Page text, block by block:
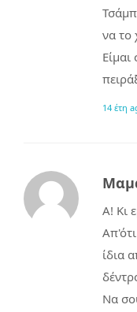
να το
14 έτη
A! Κι
ίδια
Να